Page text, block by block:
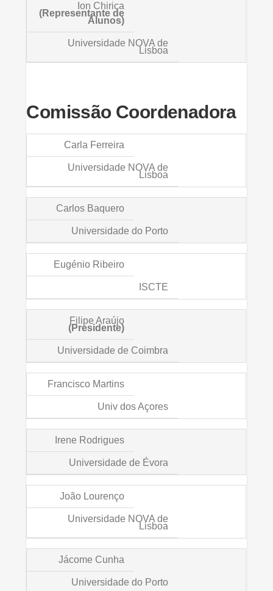
Ion Chirica
(Representante de
Alunos)
Universidade NOVA de
Lisboa
Comissão Coordenadora
Carla Ferreira
Universidade NOVA de
Lisboa
Carlos Baquero
Universidade do Porto
Eugénio Ribeiro
ISCTE
Filipe Araújo
(Presidente)
Universidade de Coimbra
Francisco Martins
Univ dos Açores
Irene Rodrigues
Universidade de Évora
João Lourenço
Universidade NOVA de
Lisboa
Jácome Cunha
Universidade do Porto